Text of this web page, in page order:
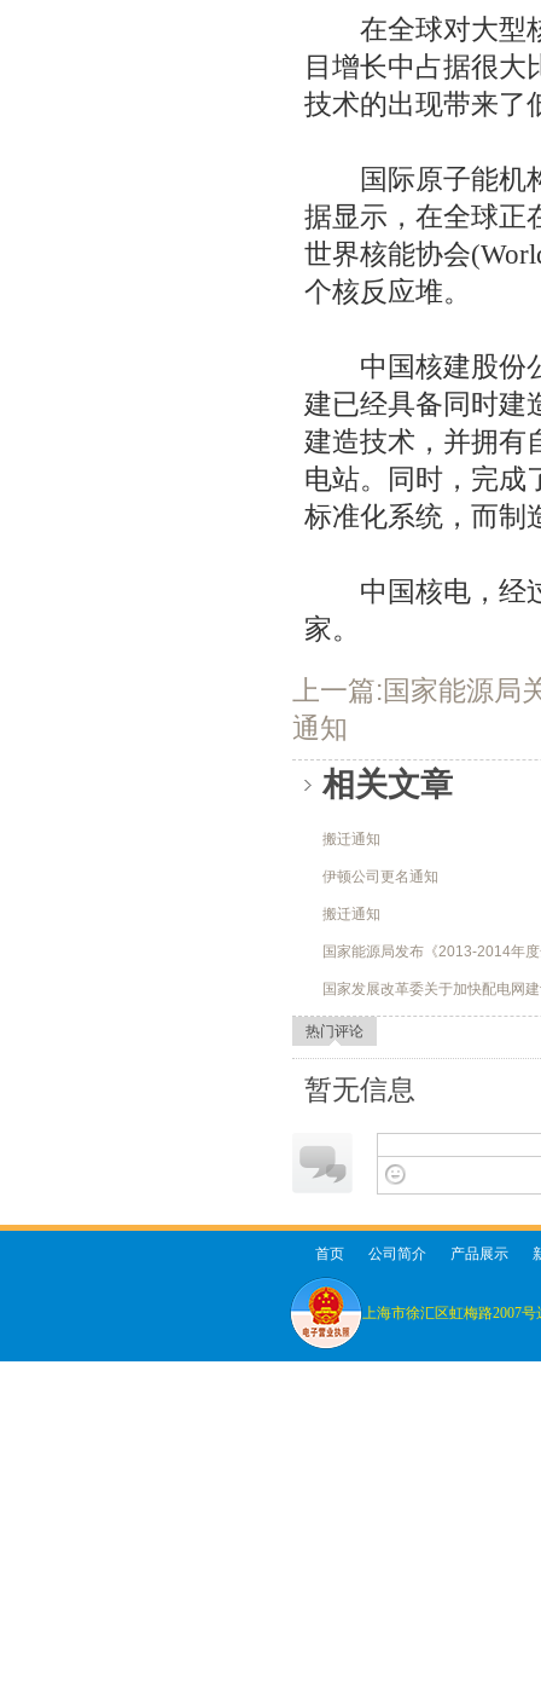
在全球对大型核
目增长中占据很
技术的出现带来了
国际原子能机构
据显示，在全球正
世界核能协会
个核反应堆。
中国核建股份公
建已经具备同时建
建造技术，并拥有
电站。同时，完成
标准化系统，而制
中国核电，经过
家。
上一篇:国家能源
通知
相关文章
搬迁通知
伊顿公司更名通知
搬迁通知
国家能源局发布《2013-2014年
国家发展改革委关于加快配电网
热门评论
暂无信息
首页 公司简介 产品展示
上海市徐汇区虹梅路2007